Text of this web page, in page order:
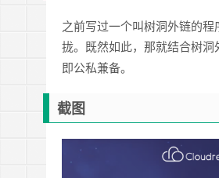
之前写过一个叫树洞外链的
拢。既然如此，那就结合树
即公私兼备。
截图